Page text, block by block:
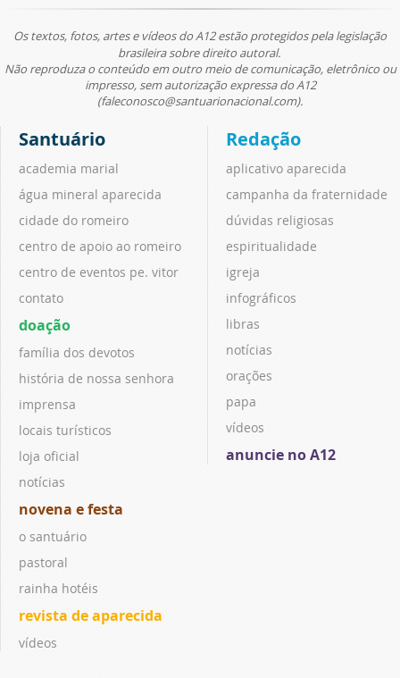
Os textos, fotos, artes e vídeos do A12 estão protegidos pela legislação
brasileira sobre direito autoral.
Não reproduza o conteúdo em outro meio de comunicação, eletrônico ou
impresso, sem autorização expressa do A12
(faleconosco@santuarionacional.com).
Santuário
academia marial
água mineral aparecida
cidade do romeiro
centro de apoio ao romeiro
centro de eventos pe. vitor
contato
doação
família dos devotos
história de nossa senhora
imprensa
locais turísticos
loja oficial
notícias
novena e festa
o santuário
pastoral
rainha hotéis
revista de aparecida
vídeos
Redação
aplicativo aparecida
campanha da fraternidade
dúvidas religiosas
espiritualidade
igreja
infográficos
libras
notícias
orações
papa
vídeos
anuncie no A12